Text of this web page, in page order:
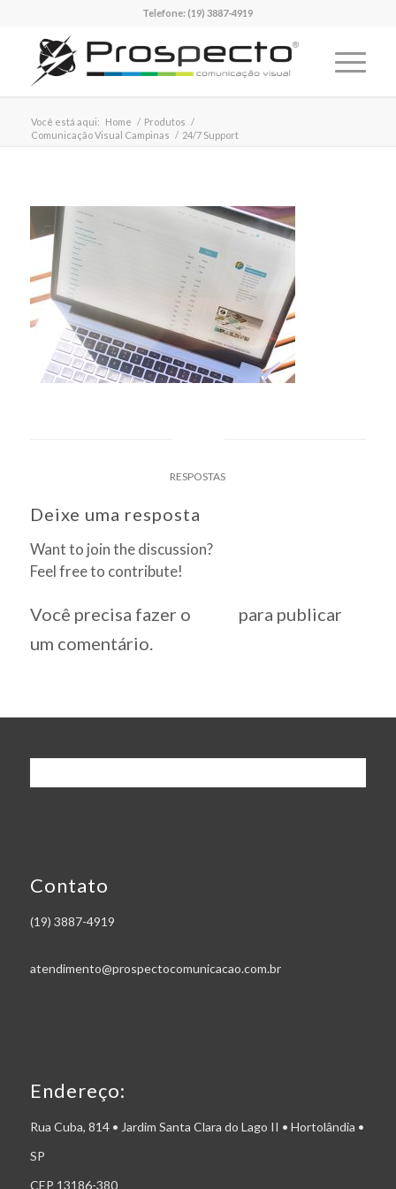
Telefone:(19) 3887-4919
Você está aqui: Home / Produtos /
Comunicação Visual Campinas / 24/7 Support
RESPOSTAS
Deixe uma resposta
Want to join the discussion?
Feel free to contribute!
Você precisa fazer o
para publicar
um comentário.
Contato
(19) 3887-4919
atendimento@prospectocomunicacao.com.br
Endereço:
Rua Cuba, 814 • Jardim Santa Clara do Lago II • Hortolândia •
SP
CEP 13186-380